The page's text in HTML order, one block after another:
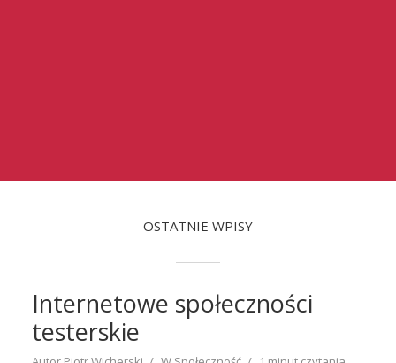
OSTATNIE WPISY
Internetowe społeczności
testerskie